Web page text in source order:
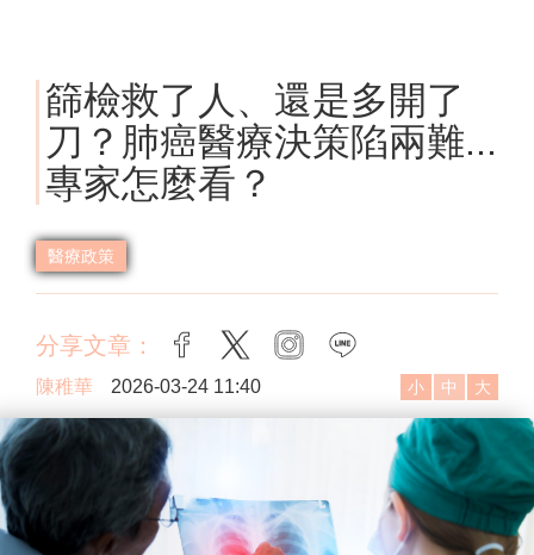
篩檢救了人、還是多開了
刀？肺癌醫療決策陷兩難...
專家怎麼看？
醫療政策
分享文章： facebook
twitter instagram
陳稚華 2026-03-24 11:40 小 中 大